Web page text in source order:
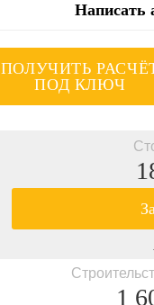
Написать
ПОЛУЧИТЬ
ПОД КЛЮЧ
1